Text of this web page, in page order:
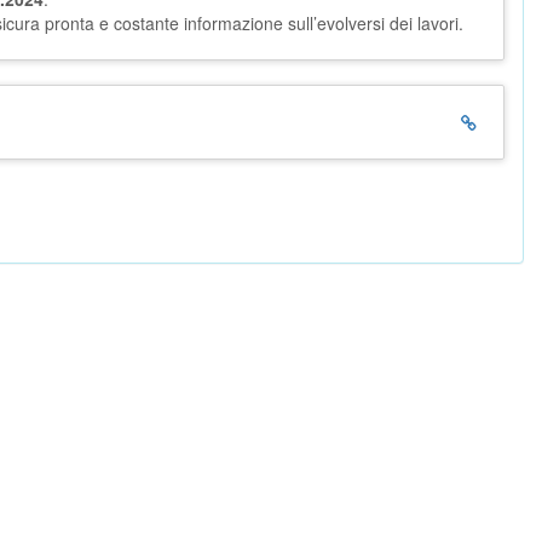
pronta e costante informazione sull’evolversi dei lavori.